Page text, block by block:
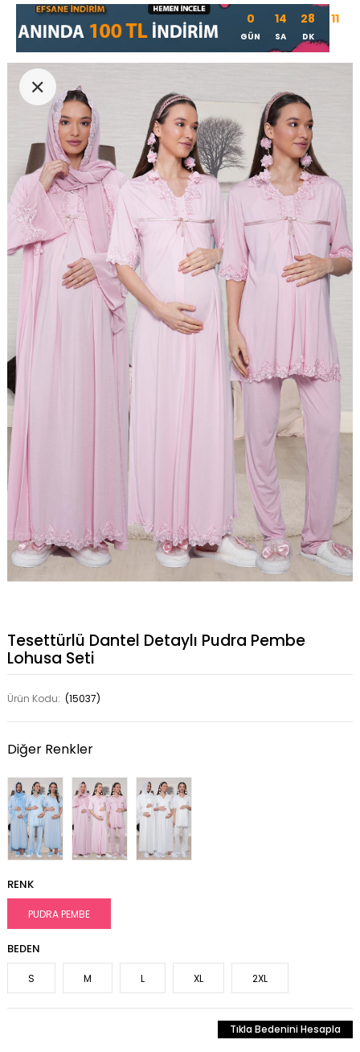
0
GÜN
14
SA
28
DK
11
Tesettürlü Dantel Detaylı Pudra Pembe
Lohusa Seti
Ürün Kodu: (15037)
Diğer Renkler
RENK
PUDRA PEMBE
BEDEN
S M L XL 2XL
Tıkla Bedenini Hesapla